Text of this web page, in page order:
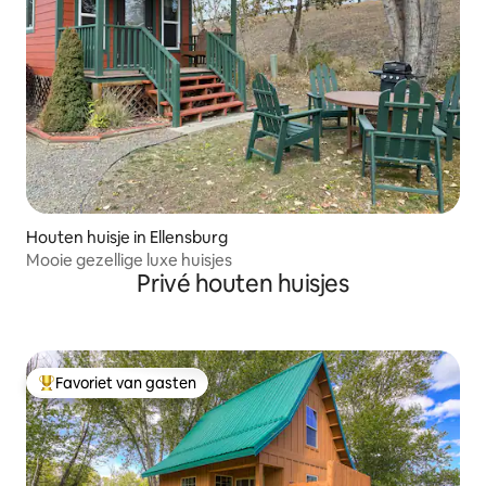
Houten huisje in Ellensburg
Mooie gezellige luxe huisjes
Privé houten huisjes
Topfavoriet van gasten
Favoriet van gasten